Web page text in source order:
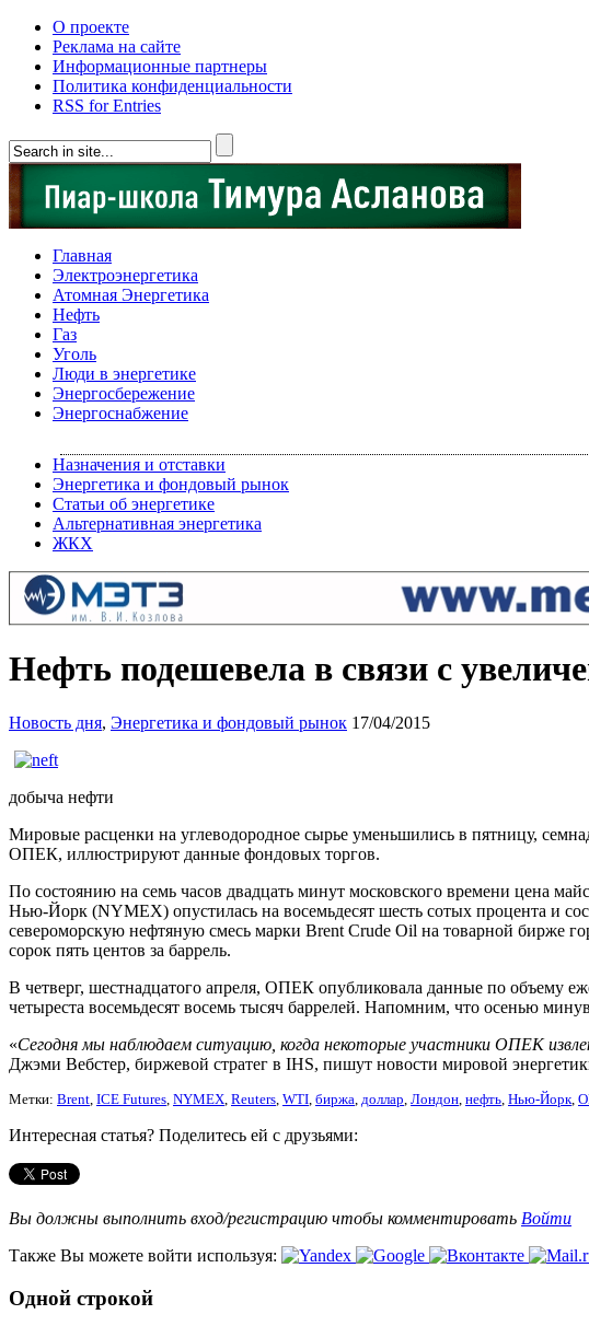
О проекте
Реклама на сайте
Информационные партнеры
Политика конфиденциальности
RSS for Entries
Главная
Электроэнергетика
Атомная Энергетика
Нефть
Газ
Уголь
Люди в энергетике
Энергосбережение
Энергоснабжение
Назначения и отставки
Энергетика и фондовый рынок
Статьи об энергетике
Альтернативная энергетика
ЖКХ
Нефть подешевела в связи с
Новость дня, Энергетика и фондовый рынок 17/04/2015
добыча нефти
Мировые расценки на углеводородное сырье уменьшились в пятницу,
ОПЕК, иллюстрируют данные фондовых торгов.
По состоянию на семь часов двадцать минут московского времени цена
Нью-Йорк (NYMEX) опустилась на восемьдесят шесть сотых процента и
североморскую нефтяную смесь марки Brent Crude Oil на товарной бирже
сорок пять центов за баррель.
В четверг, шестнадцатого апреля, ОПЕК опубликовала данные по объему
четыреста восемьдесят восемь тысяч баррелей. Напомним, что осенью
«Сегодня мы наблюдаем ситуацию, когда некоторые участники ОПЕК
Джэми Вебстер, биржевой стратег в IHS, пишут новости мировой
Метки: Brent, ICE Futures, NYMEX, Reuters, WTI, биржа, доллар, Лондон, нефть, Нью-Йорк,
Интересная статья? Поделитесь ей с друзьями:
Вы должны выполнить вход/регистрацию чтобы комментировать Войти
Также Вы можете войти используя:
Одной строкой